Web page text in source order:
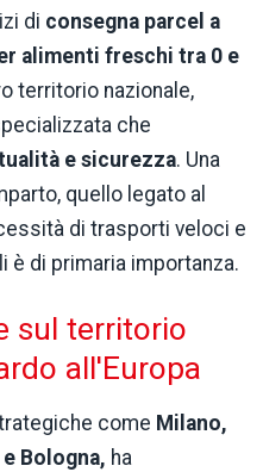
di consegna parcel a
alimenti freschi tra 0 e
territorio nazionale,
che
e sicurezza. Una
quello legato al
di trasporti veloci e
di primaria importanza.
sul territorio
all'Europa
come Milano,
Bologna, ha